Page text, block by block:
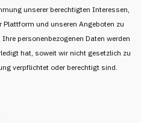
unserer berechtigten Interessen,
Plattform und unseren Angeboten zu
personenbezogenen Daten werden
hat, soweit wir nicht gesetzlich zu
verpflichtet oder berechtigt sind.